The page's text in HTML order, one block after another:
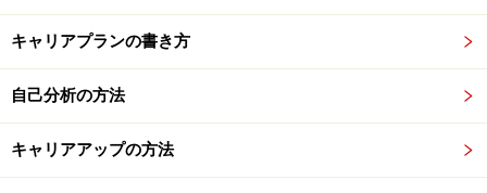
キャリアプランの書き方
自己分析の方法
キャリアアップの方法